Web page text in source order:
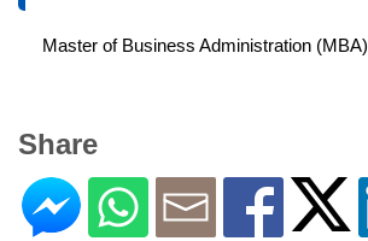
Master of Business Administration (MBA)
Share